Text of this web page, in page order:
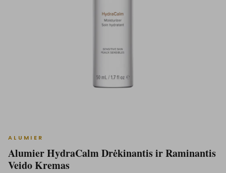
ALUMIER
Alumier HydraCalm Drėkinantis ir Raminantis
Veido Kremas